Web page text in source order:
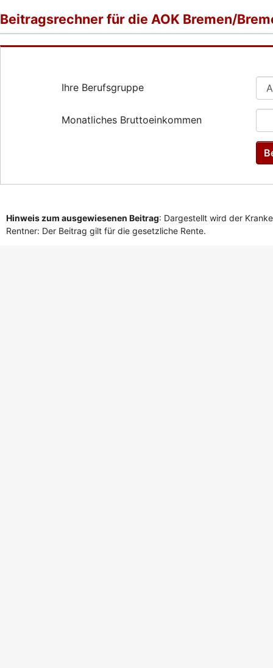
Beitragsrechner für die AOK Bremen/
Ihre Berufsgruppe
Monatliches Bruttoeinkommen
Hinweis zum ausgewiesenen Beitrag: Dargestellt wird der
Rentner: Der Beitrag gilt für die gesetzliche Rente.